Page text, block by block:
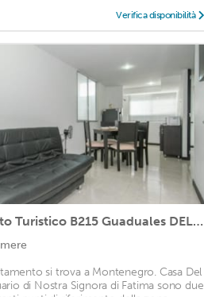
Verifica disponibilità
Apartamento Turistico B215 Guaduales DEL Café
si trova a Montenegro. Casa Del
di Nostra Signora di Fatima sono due